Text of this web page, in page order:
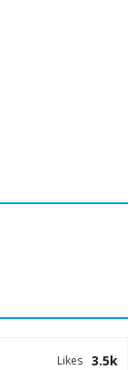
3.5k
Likes